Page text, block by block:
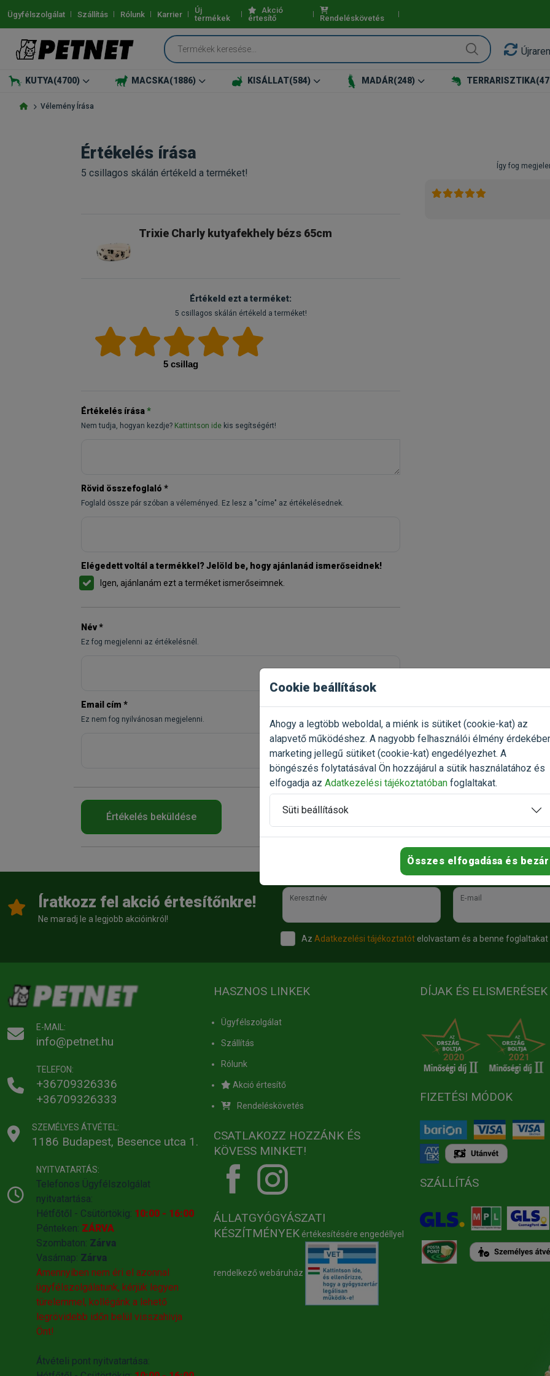
Ügyfélszolgálat Szállítás Rólunk Karrier
Új
termékek
Akció
értesítő
Rendeléskövetés
KUTYA(4700) MACSKA(1886) KISÁLLAT(584) MADÁR(248) TERRARISZTIKA
Vélemény Írása
Értékelés írása
5 csillagos skálán értékeld a terméket!
Trixie Charly kutyafekhely bézs 65cm
Értékeld ezt a terméket:
5 csillagos skálán értékeld a terméket!
5 csillag
Értékelés írása*
Nem tudja, hogyan kezdje? Kattintson ide kis segítségért!
Rövid összefoglaló *
Foglald össze pár szóban a véleményed. Ez lesz a "címe" az értékelésednek.
Elégedett voltál a termékkel? Jelöld be, hogy ajánlanád ismerőseidnek!
Igen, ajánlanám ezt a terméket ismerőseimnek.
Név*
Ez fog megjelenni az értékelésnél.
Email cím *
Ez nem fog nyilvánosan megjelenni.
Értékelés beküldése
Így fog
Íratkozz fel akció értesítőnkre!
Ne maradj le a legjobb akcióinkról!
Keresztnév E-mail
Az Adatkezelési tájékoztatót elolvastam és a benne
E-MAIL:
info@petnet.hu
TELEFON:
+36709326336
+36709326333
SZEMÉLYES ÁTVÉTEL:
1186 Budapest, Besence utca 1.
NYITVATARTÁS:
Telefonos Ügyfélszolgálat
nyitvatartása:
Hétfőtől - Csütörtökig: 10:00 - 16:00
Pénteken: ZÁRVA
Szombaton: Zárva
Vasárnap: Zárva
Amennyiben nem éri el azonnal
ügyfélszolgálatunk, kérjük legyen
türelemmel, kollégánk a lehető
legrövidebb időn belül visszahivja
Önt!
Átvételi pont nyitvatartása:
HASZNOS LINKEK
Ügyfélszolgálat
Szállítás
Rólunk
Akció értesítő
Rendeléskövetés
CSATLAKOZZ HOZZÁNK ÉS
KÖVESS MINKET!
ÁLLATGYÓGYÁSZATI
KÉSZÍTMÉNYEK értékesítésére engedéllyel
rendelkező webáruház
DÍJAK ÉS ELISMERÉSEK
FIZETÉSI MÓDOK
SZÁLLÍTÁS
Cookie beállítások
Ahogy a legtöbb weboldal, a miénk is sütiket (cookie-kat) az
alapvető működéshez. A nagyobb felhasználói élmény
marketing jellegű sütiket (cookie-kat) engedélyezhet. A
böngészés folytatásával Ön hozzájárul a sütik használatához és
elfogadja az Adatkezelési tájékoztatóban foglaltakat.
Süti beállítások
Összes elfogadása és bezár